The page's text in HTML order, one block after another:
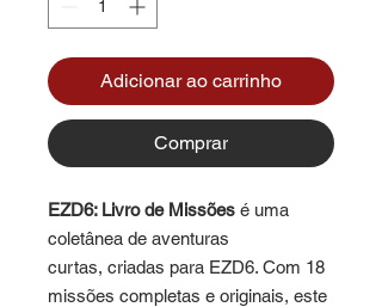
Adicionar ao carrinho
Comprar
​EZD6: Livro de Missões é uma
coletânea de aventuras
curtas, criadas para EZD6. Com 18
missões completas e originais, este